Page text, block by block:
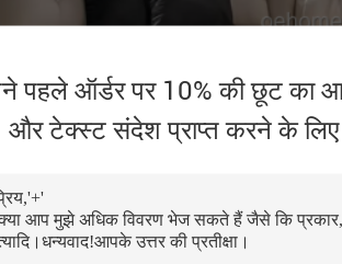
पहले ऑर्डर पर 10% की छूट
और टेक्स्ट संदेश प्राप्त करने के